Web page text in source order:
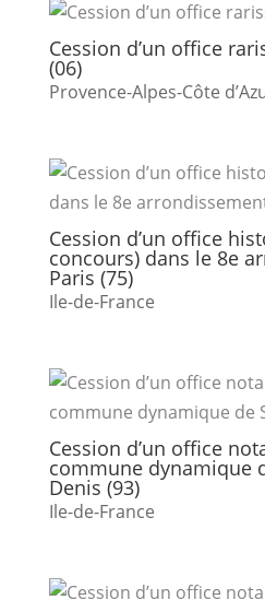
Cession d’un office
(06)
Provence-Alpes-Côte
Cession d’un office
concours) dans le 8e
Paris (75)
Ile-de-France
Cession d’un office
commune dynamique
Denis (93)
Ile-de-France